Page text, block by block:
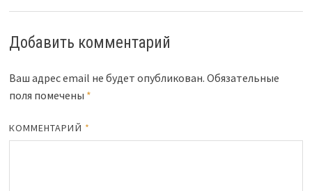
Добавить комментарий
Ваш адрес email не будет опубликован. Обязательные
поля помечены *
КОММЕНТАРИЙ *